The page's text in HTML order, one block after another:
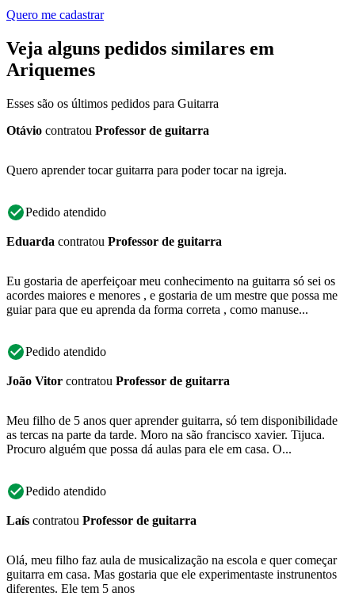
Quero me cadastrar
Veja alguns pedidos similares em
Ariquemes
Esses são os últimos pedidos para Guitarra
Otávio contratou Professor de guitarra
Quero aprender tocar guitarra para poder tocar na igreja.
Pedido atendido
Eduarda contratou Professor de guitarra
Eu gostaria de aperfeiçoar meu conhecimento na guitarra só sei os
acordes maiores e menores , e gostaria de um mestre que possa me
guiar para que eu aprenda da forma correta , como manuse...
Pedido atendido
João Vitor contratou Professor de guitarra
Meu filho de 5 anos quer aprender guitarra, só tem disponibilidade
as tercas na parte da tarde. Moro na são francisco xavier. Tijuca.
Procuro alguém que possa dá aulas para ele em casa. O...
Pedido atendido
Laís contratou Professor de guitarra
Olá, meu filho faz aula de musicalização na escola e quer começar
guitarra em casa. Mas gostaria que ele experimentaste instrunentos
diferentes. Ele tem 5 anos